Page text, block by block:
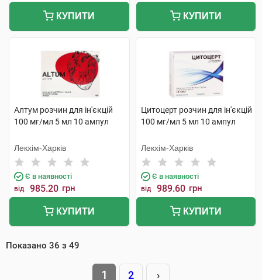
КУПИТИ КУПИТИ
Алтум розчин для ін'єкцій
100 мг/мл 5 мл 10 ампул
Лекхім-Харків
Є в наявності
від 985.20 грн
КУПИТИ
Цитоцерт розчин для ін'єкцій
100 мг/мл 5 мл 10 ампул
Лекхім-Харків
Є в наявності
від 989.60 грн
КУПИТИ
Показано 36 з 49
1 2 ›